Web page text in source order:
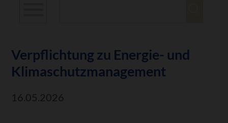
Verpflichtung zu Energie- und
Klimaschutzmanagement
16.05.2026